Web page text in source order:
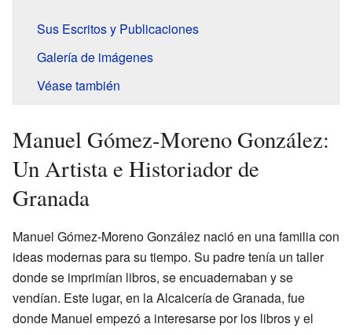
Sus Escritos y Publicaciones
Galería de imágenes
Véase también
Manuel Gómez-Moreno González:
Un Artista e Historiador de
Granada
Manuel Gómez-Moreno González nació en una familia con
ideas modernas para su tiempo. Su padre tenía un taller
donde se imprimían libros, se encuadernaban y se
vendían. Este lugar, en la Alcaicería de Granada, fue
donde Manuel empezó a interesarse por los libros y el